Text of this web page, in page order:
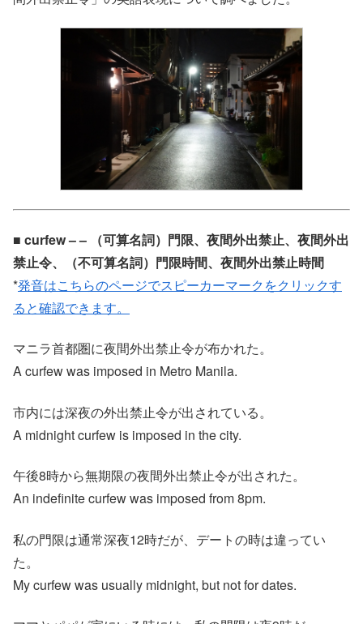
■ curfew – – （可算名詞）門限、夜間外出禁止、夜間外出
禁止令、（不可算名詞）門限時間、夜間外出禁止時間
*発音はこちらのページでスピーカーマークをクリックす
ると確認できます。
マニラ首都圏に夜間外出禁止令が布かれた。
A curfew was imposed in Metro Manila.
市内には深夜の外出禁止令が出されている。
A midnight curfew is imposed in the city.
午後8時から無期限の夜間外出禁止令が出された。
An indefinite curfew was imposed from 8pm.
私の門限は通常深夜12時だが、デートの時は違ってい
た。
My curfew was usually midnight, but not for dates.